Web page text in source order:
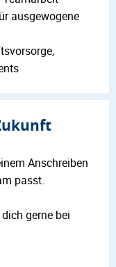
ausgewogene
Anschreiben
passt.
gerne bei